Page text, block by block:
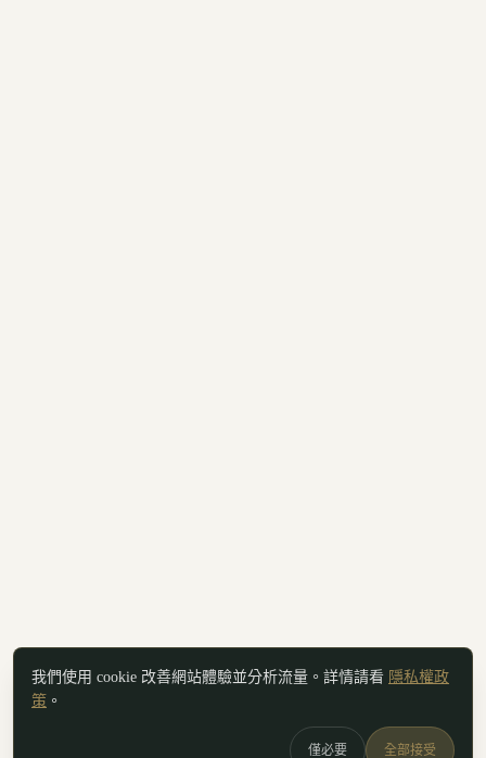
我們使用 cookie 改善網站體驗並分析流量。詳情請看 隱私權政
策 。
僅必要 全部接受